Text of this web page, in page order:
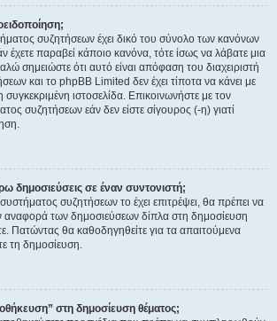
συζητήσεων έχει δικό του σύνολο των κανόνων
έχετε παραβεί κάποιο κανόνα, τότε ίσως να λάβατε μια
σημειώστε ότι αυτό είναι απόφαση του διαχειριστή
και το phpBB Limited δεν έχει τίποτα να κάνει με
συγκεκριμένη ιστοσελίδα. Επικοινωνήστε με τον
συζητήσεων εάν δεν είστε σίγουρος (-η) γιατί
δημοσιεύσεις σε έναν συντονιστή;
συζητήσεων το έχει επιτρέψει, θα πρέπει να
αναφορά των δημοσιεύσεων δίπλα στη δημοσίευση
Πατώντας θα καθοδηγηθείτε για τα απαιτούμενα
τη δημοσίευση.
στη δημοσίευση θέματος;